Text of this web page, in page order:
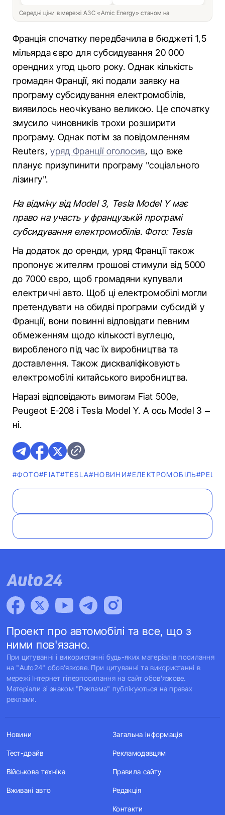
Середні ціни в мережі АЗС «Amic Energy» станом на
Франція спочатку передбачила в бюджеті 1,5
мільярда євро для субсидування 20 000
орендних угод цього року. Однак кількість
громадян Франції, які подали заявку на
програму субсидування електромобілів,
виявилось неочікувано великою. Це спочатку
змусило чиновників трохи розширити
програму. Однак потім за повідомленням
Reuters,уряд Франції оголосив, що вже
планує призупинити програму "соціального
лізингу".
На відміну від Model 3, Tesla Model Y має
право на участь у французькій програмі
субсидування електромобілів. Фото: Tesla
На додаток до оренди, уряд Франції також
пропонує жителям грошові стимули від 5000
до 7000 євро, щоб громадяни купували
електричні авто. Щоб ці електромобілі могли
претендувати на обидві програми субсидій у
Франції, вони повинні відповідати певним
обмеженням щодо кількості вуглецю,
виробленого під час їх виробництва та
доставлення. Також дискваліфіковують
електромобілі китайського виробництва.
Наразі відповідають вимогам Fiat 500e,
Peugeot E-208 і Tesla Model Y. А ось Model 3 –
ні.
#ФОТО#FIAT#TESLA#НОВИНИ#ЕЛЕКТРОМОБІЛЬ
Проект про автомобілі та все, що з
ними пов'язано.
При цитуванні і використанні будь-яких матеріалів посилання
на "Auto24" обов'язкове. При цитуванні та використанні в
мережі Інтернет гіперпосилання на сайт обов'язкове.
Матеріали зі знаком "Реклама" публікуються на правах
реклами.
Новини
Тест-драйв
Військова техніка
Вживані авто
Загальна інформація
Рекламодавцям
Правила сайту
Редакція
Контакти